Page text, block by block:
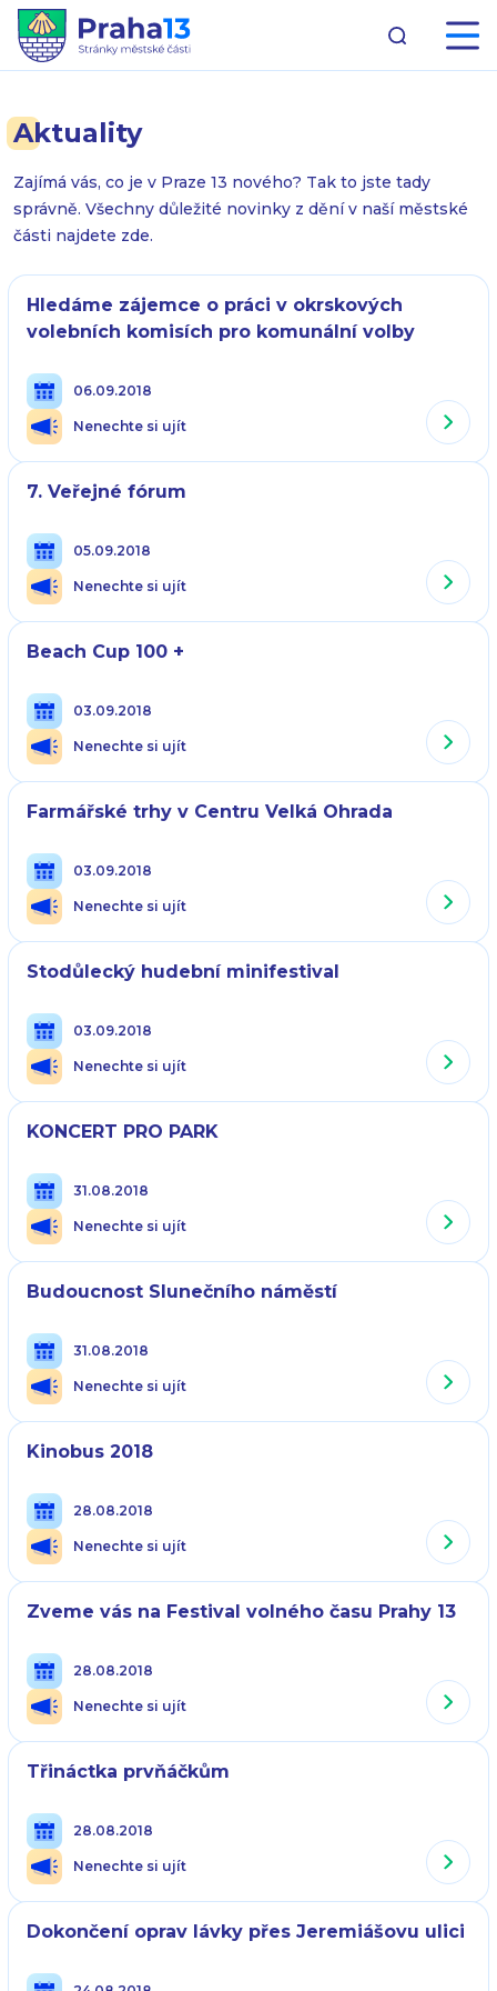
Aktuality
Zajímá vás, co je v Praze 13 nového? Tak to jste tady
správně. Všechny důležité novinky z dění v naší městské
části najdete zde.
Hledáme zájemce o práci v okrskových
volebních komisích pro komunální volby
06.09.2018
Nenechte si ujít
7. Veřejné fórum
05.09.2018
Nenechte si ujít
Beach Cup 100 +
03.09.2018
Nenechte si ujít
Farmářské trhy v Centru Velká Ohrada
03.09.2018
Nenechte si ujít
Stodůlecký hudební minifestival
03.09.2018
Nenechte si ujít
KONCERT PRO PARK
31.08.2018
Nenechte si ujít
Budoucnost Slunečního náměstí
31.08.2018
Nenechte si ujít
Kinobus 2018
28.08.2018
Nenechte si ujít
Zveme vás na Festival volného času Prahy 13
28.08.2018
Nenechte si ujít
Třináctka prvňáčkům
28.08.2018
Nenechte si ujít
Dokončení oprav lávky přes Jeremiášovu ulici